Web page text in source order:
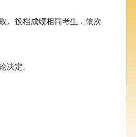
。投档成绩相同考生，依次
决定。